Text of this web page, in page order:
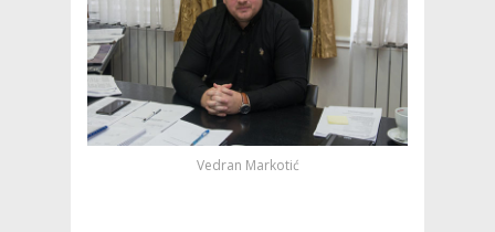
Vedran Markotić